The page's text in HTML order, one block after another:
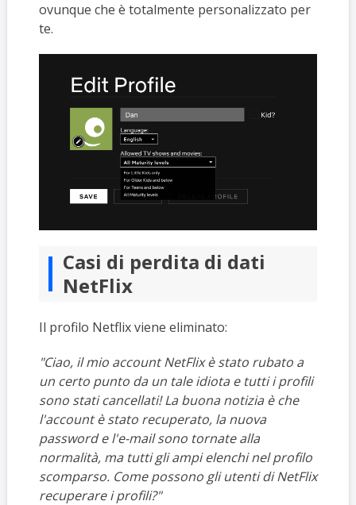
ovunque che è totalmente personalizzato per
te.
Casi di perdita di dati
NetFlix
Il profilo Netflix viene eliminato:
"Ciao, il mio account NetFlix è stato rubato a
un certo punto da un tale idiota e tutti i profili
sono stati cancellati! La buona notizia è che
l'account è stato recuperato, la nuova
password e l'e-mail sono tornate alla
normalità, ma tutti gli ampi elenchi nel profilo
scomparso. Come possono gli utenti di NetFlix
recuperare i profili?"